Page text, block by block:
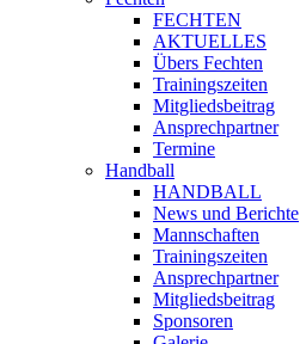
FECHTEN
AKTUELLES
Übers Fechten
Trainingszeiten
Mitgliedsbeitrag
Ansprechpartner
Termine
Handball
HANDBALL
News und Berichte
Mannschaften
Trainingszeiten
Ansprechpartner
Mitgliedsbeitrag
Sponsoren